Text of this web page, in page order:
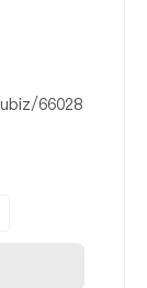
66028